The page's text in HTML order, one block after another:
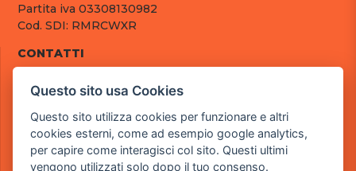
Partita iva 03308130982
Cod. SDI: RMRCWXR
CONTATTI
tel.: +39 030 376 2377
pec: powergamesrl@legalmail.it
LINK UTILI
Questo sito usa Cookies
Questo sito utilizza cookies per funzionare e altri
cookies esterni, come ad esempio google analytics,
per capire come interagisci col sito. Questi ultimi
vengono utilizzati solo dopo il tuo consenso.